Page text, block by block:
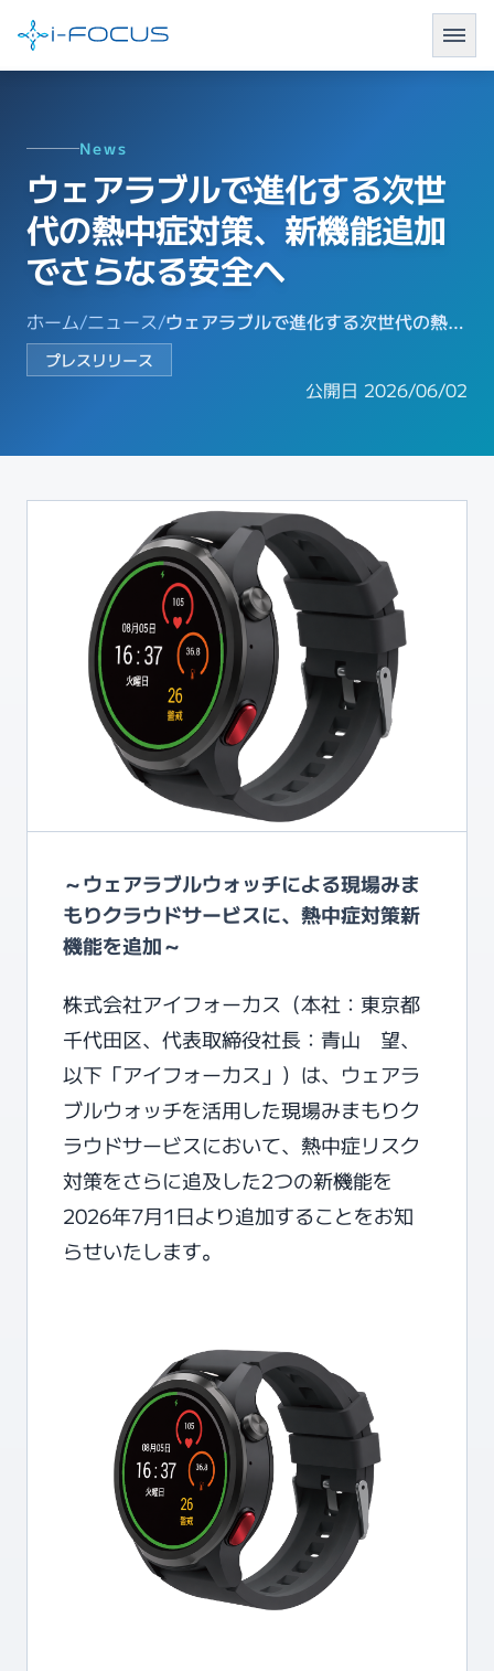
©i-Focus Co., Ltd. All Rights Reserved.
News
ウェアラブルで進化する次世
代の熱中症対策、新機能追加
でさらなる安全へ
ホーム/ニュース/ ウェアラブルで進化する次世代の熱中症対策、新機能追加でさらなる安全へ
プレスリリース
公開日 2026/06/02
～ウェアラブルウォッチによる現場みま
もりクラウドサービスに、熱中症対策新
機能を追加～
株式会社アイフォーカス（本社：東京都
千代田区、代表取締役社長：青山 望、
以下「アイフォーカス」）は、ウェアラ
ブルウォッチを活用した現場みまもりク
ラウドサービスにおいて、熱中症リスク
対策をさらに追及した2つの新機能を
2026年7月1日より追加することをお知
らせいたします。